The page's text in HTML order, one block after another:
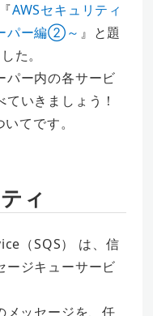
AWSセキュリティ
パー編②～ 』と題
た。
パー内の各サービ
いきましょう！
てです。
ィ
（SQS） は、信
ージキューサービ
メッセージを、任